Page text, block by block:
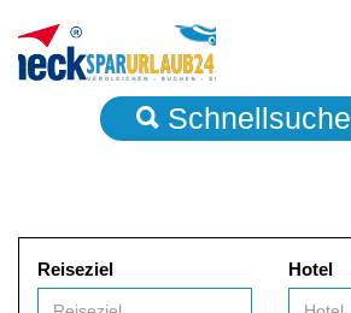
Schnellsuche
Reiseziel Hotel